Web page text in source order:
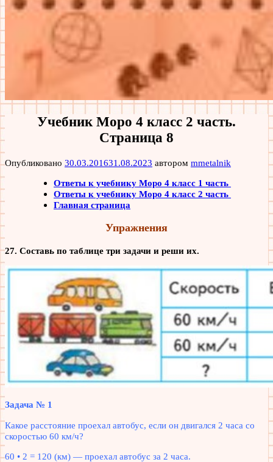
Учебник Моро 4 класс 2 часть.
Страница 8
Опубликовано 30.03.201631.08.2023 автором mmetalnik
Ответы к учебнику Моро 4 класс 1 часть
Ответы к учебнику Моро 4 класс 2 часть
Главная страница
Упражнения
27. Составь по таблице три задачи и реши их.
Задача № 1
Какое расстояние проехал автобус, если он двигался 2 часа со
скоростью 60 км/ч?
60 • 2 = 120 (км) — проехал автобус за 2 часа.